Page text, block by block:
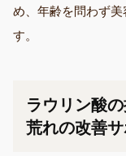
め、年齢を問わず
す。
ラウリン酸
荒れの改善サ